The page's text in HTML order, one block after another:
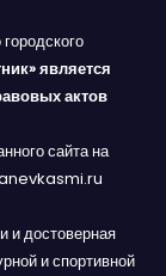
является
актов
сайта на
и достоверная
и спортивной